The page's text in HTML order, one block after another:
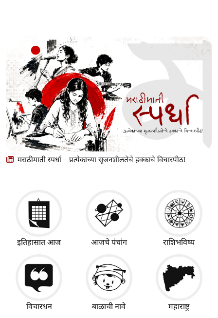
मराठीमाती स्पर्धा – प्रत्येकाच्या सृजनशीलतेचे हक्काचे विचारपीठ!
इतिहासात आज आजचे पंचांग राशिभविष्य
विचारधन बाळाची नावे महाराष्ट्र